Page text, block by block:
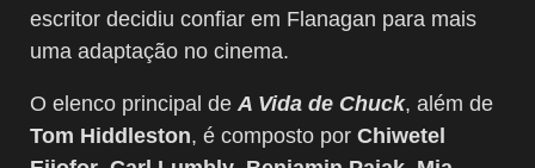
escritor decidiu confiar em Flanagan para mais
uma adaptação no cinema.
O elenco principal de A Vida de Chuck, além de
Tom Hiddleston, é composto por Chiwetel